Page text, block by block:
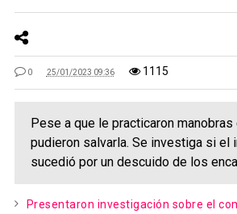
0 25/01/2023 09:36 1115
Pese a que le practicaron manobras
pudieron salvarla. Se investiga si el
sucedió por un descuido de los
Presentaron investigación sobre el